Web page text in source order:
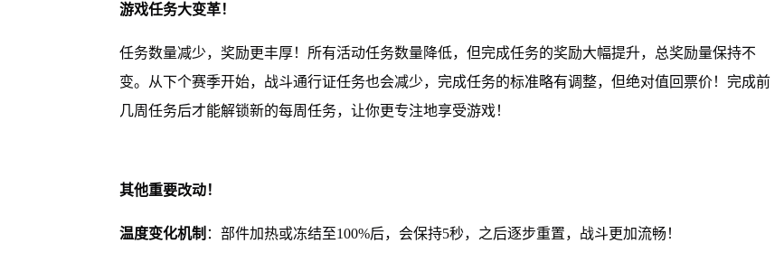
游戏任务大变革！
任务数量减少，奖励更丰厚！所有活动任务数量降低，但完成任务的奖励大幅提升，总奖励量保持不
变。从下个赛季开始，战斗通行证任务也会减少，完成任务的标准略有调整，但绝对值回票价！完成前
几周任务后才能解锁新的每周任务，让你更专注地享受游戏！
其他重要改动！
温度变化机制 ：部件加热或冻结至100%后，会保持5秒，之后逐步重置，战斗更加流畅！